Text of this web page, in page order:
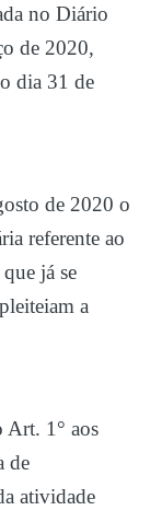
no Diário
de 2020,
dia 31 de
de 2020 o
referente ao
já se
a
Art. 1° aos
de
atividade